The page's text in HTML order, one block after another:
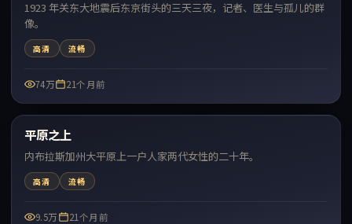
1923 年关东大地震后东京街头的三天三夜，记者、医生与孤儿的群
像。
高清 流畅
74万 21个月前
最新
平原之上
内布拉斯加州大平原上一户人家两代女性的二十年。
高清 流畅
9.5万 21个月前